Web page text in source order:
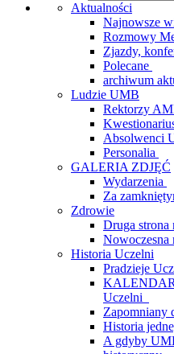
Aktualności
Najnowsze
Rozmowy
Zjazdy,
Polecane
archiwum
Ludzie UMB
Rektorzy
Absolwenci
Personalia
GALERIA ZDJĘĆ
Wydarzenia
Za
Zdrowie
Druga strona
Nowoczesna
Historia Uczelni
Pradzieje
Uczelni
Zapomniany
Historia
A gdyby